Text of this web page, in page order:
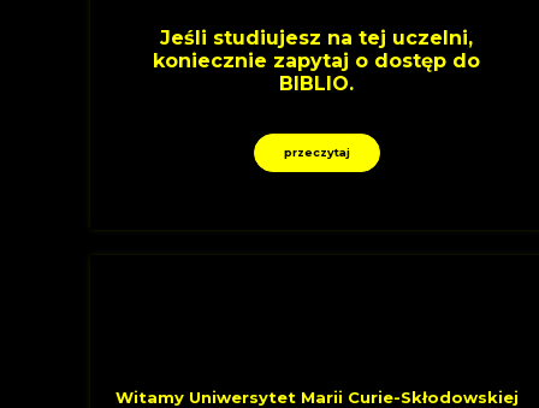
Jeśli studiujesz na tej uczelni,
koniecznie zapytaj o dostęp do
BIBLIO.
przeczytaj
Witamy Uniwersytet Marii Curie-Skłodowskiej